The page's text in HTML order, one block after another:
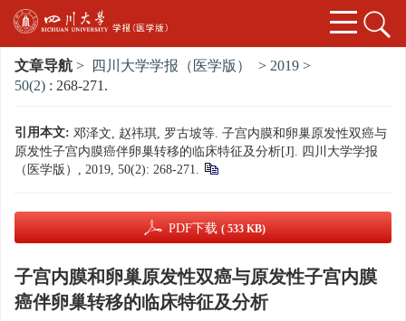
文章导航 > 四川大学学报（医学版） > 2019 >
50(2) : 268-271.
引用本文: 邓泽文, 赵祎琪, 罗古坡等. 子宫内膜和卵巢原发性双癌与
原发性子宫内膜癌伴卵巢转移的临床特征及分析[J]. 四川大学学报
（医学版）, 2019, 50(2): 268-271.
PDF下载 ( 533 KB)
子宫内膜和卵巢原发性双癌与原发性子宫内膜
癌伴卵巢转移的临床特征及分析